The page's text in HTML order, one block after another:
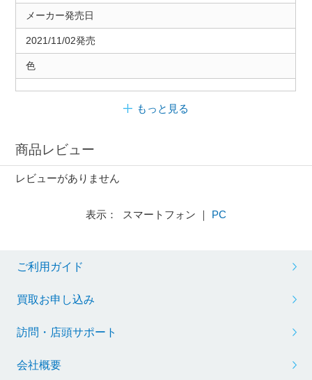
メーカー発売日
2021/11/02発売
色
もっと見る
商品レビュー
レビューがありません
表示： スマートフォン ｜ PC
ご利用ガイド
買取お申し込み
訪問・店頭サポート
会社概要